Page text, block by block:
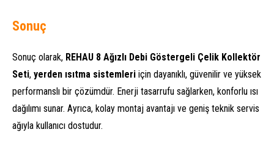
Sonuç
Sonuç olarak, REHAU 8 Ağızlı Debi Göstergeli Çelik Kollektör
Seti, yerden ısıtma sistemleri için dayanıklı, güvenilir ve yüksek
performanslı bir çözümdür. Enerji tasarrufu sağlarken, konforlu ısı
dağılımı sunar. Ayrıca, kolay montaj avantajı ve geniş teknik servis
ağıyla kullanıcı dostudur.